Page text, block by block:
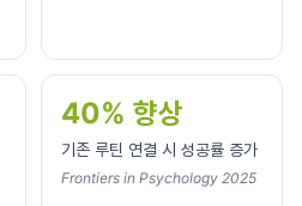
40% 향상
기존 루틴 연결 시 성공률 증가
Frontiers in Psychology 2025